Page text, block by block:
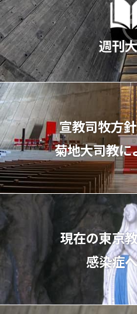
週刊
宣教司牧⽅
菊地⼤司教に
現在の東京
感染症